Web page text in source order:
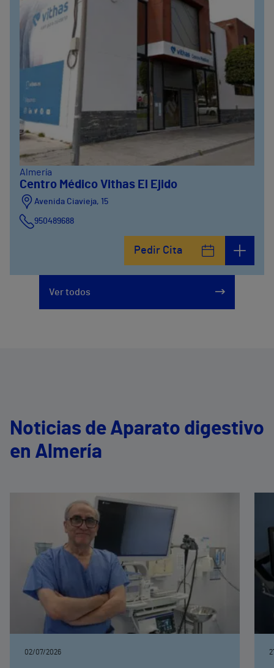
Almería
Centro Médico Vithas El Ejido
Avenida Ciavieja, 15
950489688
Pedir Cita
Ver todos
Noticias de Aparato digestivo
en Almería
02/07/2026